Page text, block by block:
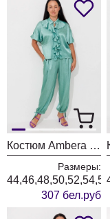
Костюм Ambera style 2171 изумруд
Размеры:
307 бел.руб